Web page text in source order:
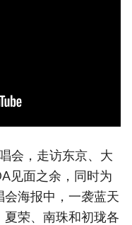
会，走访东京、大
见面之余，同时为
海报中，一袭蓝天
荣、南珠和初珑各